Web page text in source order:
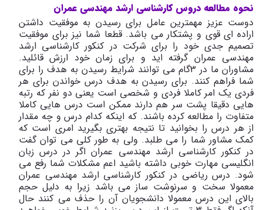
نحوه مطالعه دروس کارشناسی ارشد مهندسی عمران
دوست عزیز مهمترین عامل برای رسیدن به موفقیت داشتن
اراده ای قوی و پشتکار می باشد. قطعا شما نیز برای موفقیت
تصمیم جدی خود را برای شرکت در کنکور کارشناسی ارشد
مهندسی عمران گرفته اید و برای زمان خود ارزش قائلید.
مشاوران ما در 3گام می توانند شرایط رسیدن به هدف را برای
شما فراهم کنند. برای رسیدن به هدف درس خواندن برای هر
فردی یک امر کاملا فردی و شخصی است یعنی دو نفر که رتبه
هایی دقیقا پشت سر هم دارند ممکن است درس هایی کاملا
متفاوت را مطالعه کرده باشند. که اینکه کدام درس و چه مقدار
از هر درس را بخوانید تا نتیجه بهتری بگیرید امری است که
کمک مشاور شما را می طلبد. ولی به طور کلی می توان گفت
در کنکور کارشناسی ارشد مهندسی عمران اگر در درس زبان
انگلیسی مهارت خوبی داشته باشید اعم مشکلات شما رفع می
شود. درس ریاضی در کنکور کارشناسی ارشد مهندسی عمران
معمولا سخت و سرنوشت ساز می باشد زیرا به دلیل حجم
بالای این درس معمولا دانشجویان آن را حذف می کنند حال